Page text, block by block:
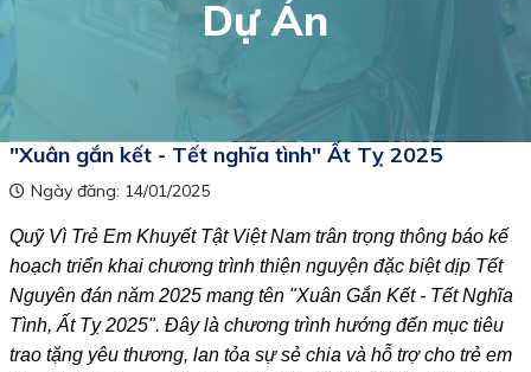
Dự Án
"Xuân gắn kết - Tết nghĩa tình" Ất Tỵ 2025
Ngày đăng: 14/01/2025
Quỹ Vì Trẻ Em Khuyết Tật Việt Nam trân trọng thông báo kế
hoạch triển khai chương trình thiện nguyện đặc biệt dịp Tết
Nguyên đán năm 2025 mang tên "Xuân Gắn Kết - Tết Nghĩa
Tình, Ất Tỵ 2025". Đây là chương trình hướng đến mục tiêu
trao tặng yêu thương, lan tỏa sự sẻ chia và hỗ trợ cho trẻ em